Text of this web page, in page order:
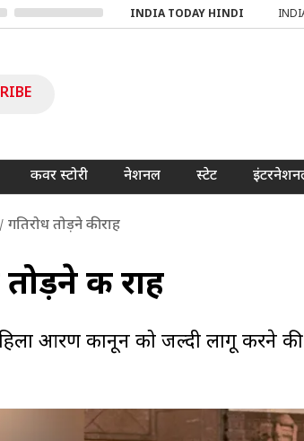
INDIA TODAY HINDI
कवर स्टोरी नेशनल स्टेट
गतिरोध तोड़ने की राह
की राह
आरक्षण कानून को जल्दी लागू करने